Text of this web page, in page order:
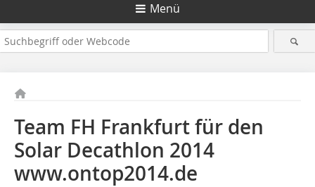
Menü
Team FH Frankfurt für den
Solar Decathlon 2014
www.ontop2014.de